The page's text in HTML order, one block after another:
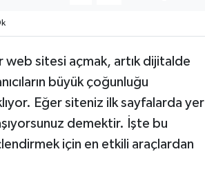
web sitesi açmak, artık dijitalde
büyük çoğunluğu
Eğer siteniz ilk sayfalarda yer
demektir. İşte bu
için en etkili araçlardan